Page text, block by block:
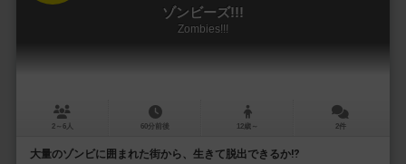
ゾンビーズ!!!
Zombies!!!
2～6人 60分前後 12歳～ 2件
大量のゾンビに囲まれた街から、生きて脱出できるか⁉︎